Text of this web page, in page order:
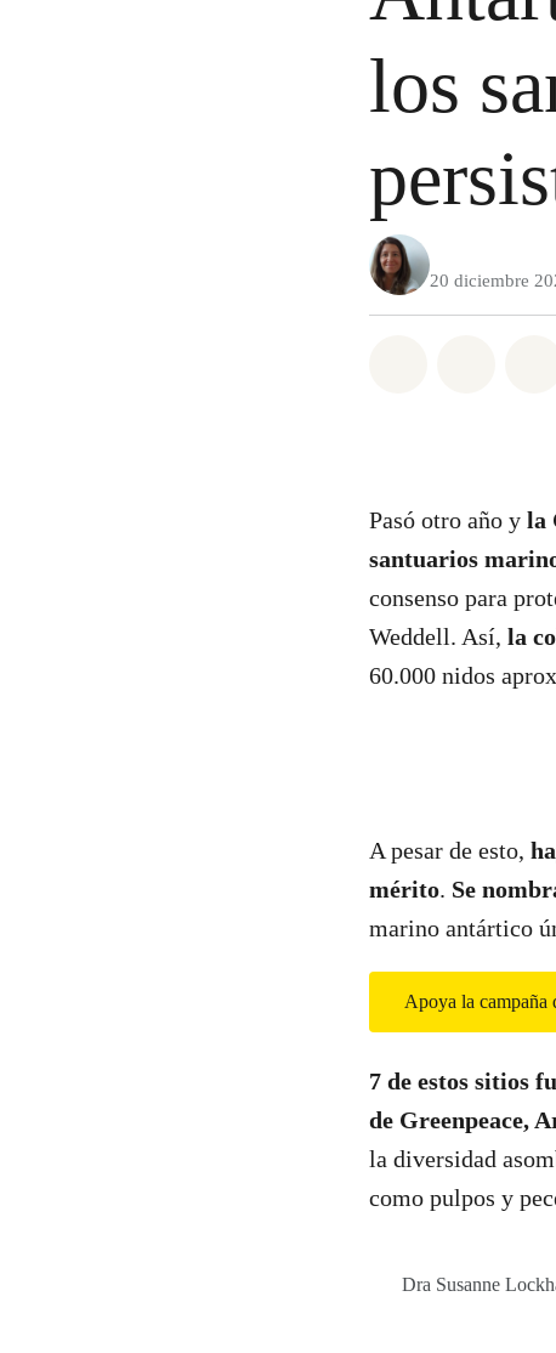
los
20 diciembre
Pasó otro año y la
santuarios
consenso para
Weddell. Así, la
60.000 nidos
A pesar de esto,
mérito. Se
marino antártico
Apoya la campaña
7 de estos sitios
de Greenpeace,
la diversidad
como pulpos y
Dra Susanne